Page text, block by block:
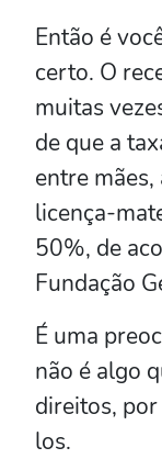
Então é
certo. O
muitas
de que a
entre mães,
licença-
50%, de
Fundação
É uma
não é algo
direitos,
los.